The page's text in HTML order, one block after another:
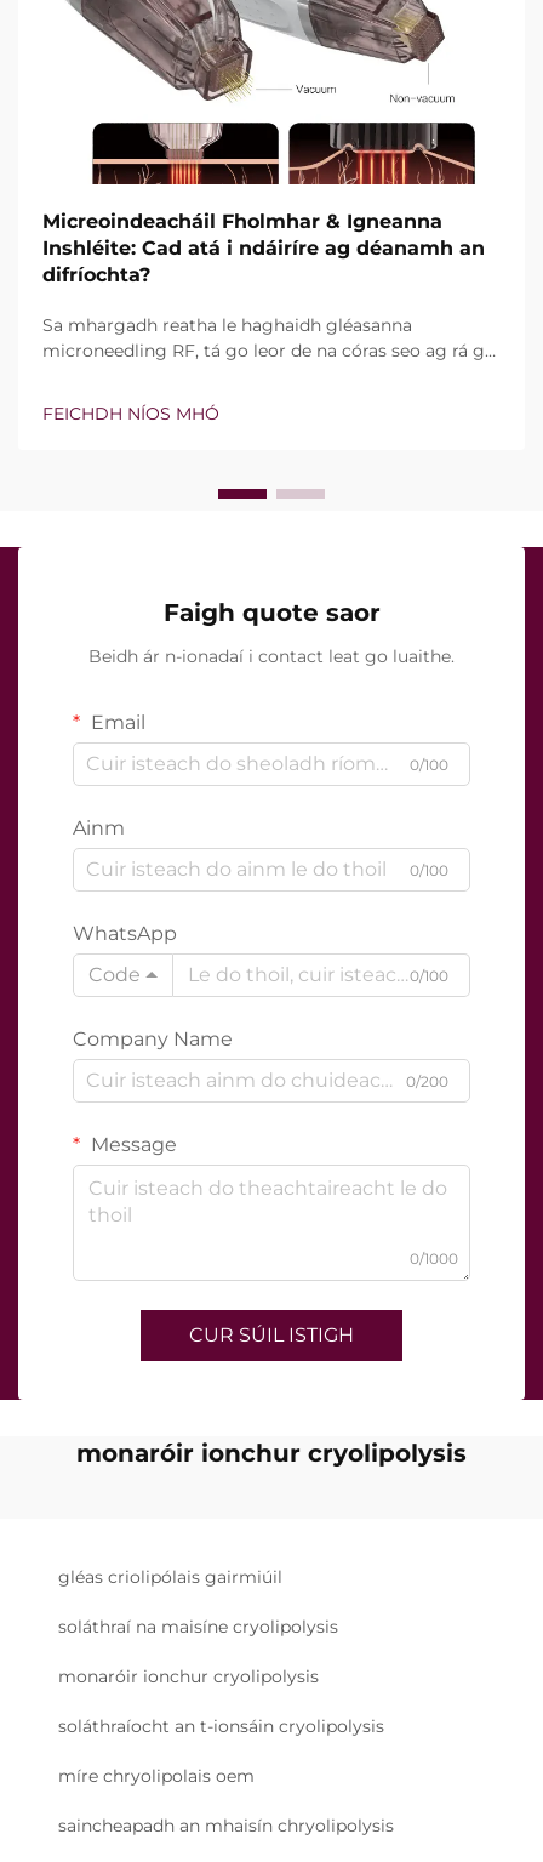
Micreoindeacháil Fholmhar & Igneanna
Inshléite: Cad atá i ndáiríre ag déanamh an
difríochta?
Sa mhargadh reatha le haghaidh gléasanna
microneedling RF, tá go leor de na córas seo ag rá go
Áfach, níl an cheist fíor i ndáiríre an bhfuil na gnéithe
seo ann nó nach bhfuil, ach conas a oibríonn siad go
FEICHDH NÍOS MHÓ
Faigh quote saor
Beidh ár n-ionadaí i contact leat go luaithe.
Email
0/100
Ainm
0/100
WhatsApp
Code
0/100
Company Name
0/200
Message
0/1000
CUR SÚIL ISTIGH
monaróir ionchur cryolipolysis
gléas criolipólais gairmiúil
soláthraí na maisíne cryolipolysis
monaróir ionchur cryolipolysis
soláthraíocht an t-ionsáin cryolipolysis
míre chryolipolais oem
saincheapadh an mhaisín chryolipolysis